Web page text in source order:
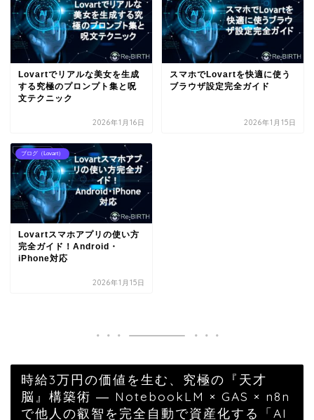
Lovartでリアルな美女を生成
する究極のプロンプト集と呪
文テクニック
2026年1月16日
スマホでLovartを快適に使う
ブラウザ設定完全ガイド
2026年1月15日
ブログ（Lovart）
Lovartスマホアプリの使い方
完全ガイド！Android・
iPhone対応
2026年1月15日
時給3万円の価値を生む、究極の『天才
脳』構築術 ― NotebookLM × GAS × n8n
で他人の叡智を完全自動で資産化する「AI